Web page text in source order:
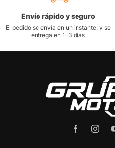
Envío rápido y seguro
El pedido se envía en un instante, y se
entrega en 1-3 días